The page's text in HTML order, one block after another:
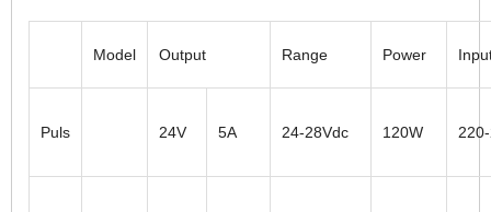
Model Output Range Power
Puls 24V 5A 24-28Vdc 120W